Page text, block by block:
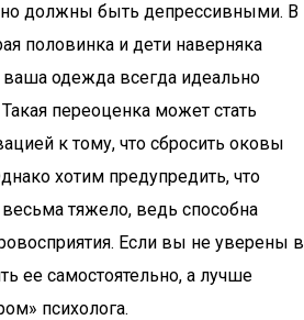
должны быть депрессивными. В
половинка и дети наверняка
ваша одежда всегда идеально
переоценка может стать
к тому, что сбросить оковы
хотим предупредить, что
тяжело, ведь способна
Если вы не уверены в
ее самостоятельно, а лучше
психолога.